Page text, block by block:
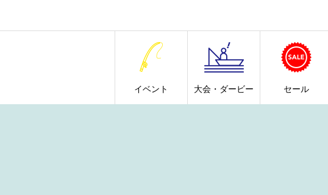
イベント 大会・ダービー セール